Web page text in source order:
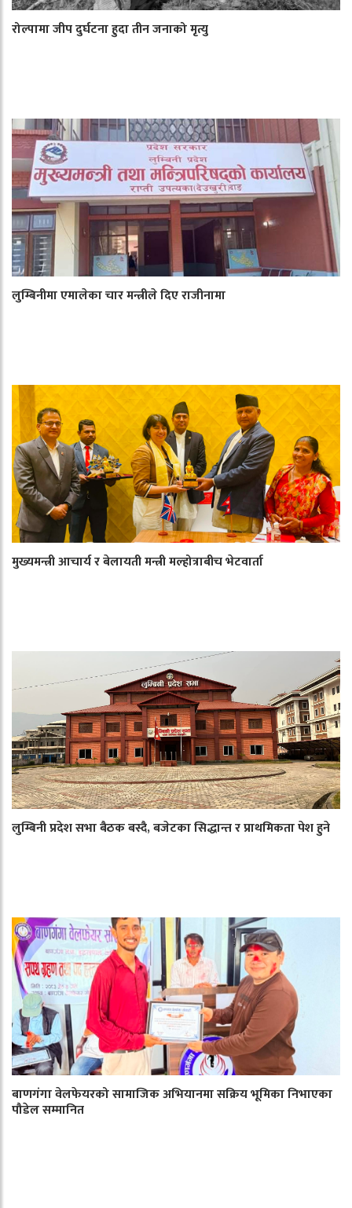
रोल्पामा जीप दुर्घटना हुदा तीन जनाको मृत्यु
लुम्बिनीमा एमालेका चार मन्त्रीले दिए राजीनामा
मुख्यमन्त्री आचार्य र बेलायती मन्त्री मल्होत्राबीच भेटवार्ता
लुम्बिनी प्रदेश सभा बैठक बस्दै, बजेटका सिद्धान्त र प्राथमिकता पेश हुने
बाणगंगा वेलफेयरको सामाजिक अभियानमा सक्रिय भूमिका निभाएका
पौडेल सम्मानित